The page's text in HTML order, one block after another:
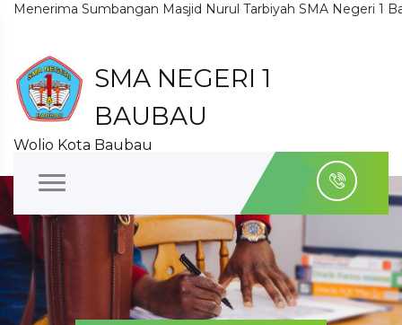
Sumbangan Masjid Nurul Tarbiyah SMA Negeri 1 Baubau
SMA NEGERI 1
BAUBAU
Wolio Kota Baubau